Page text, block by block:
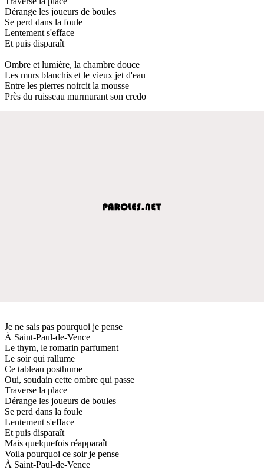
Dérange les joueurs de boules
Se perd dans la foule
Lentement s'efface
Et puis disparaît
Ombre et lumière, la chambre douce
Les murs blanchis et le vieux jet d'eau
Entre les pierres noircit la mousse
Près du ruisseau murmurant son credo
Je ne sais pas pourquoi je pense
À Saint-Paul-de-Vence
Le thym, le romarin parfument
Le soir qui rallume
Ce tableau posthume
Oui, soudain cette ombre qui passe
Traverse la place
Dérange les joueurs de boules
Se perd dans la foule
Lentement s'efface
Et puis disparaît
Mais quelquefois réapparaît
Voila pourquoi ce soir je pense
À Saint-Paul-de-Vence